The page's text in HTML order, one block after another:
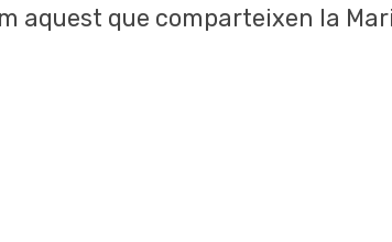
aquest que comparteixen la